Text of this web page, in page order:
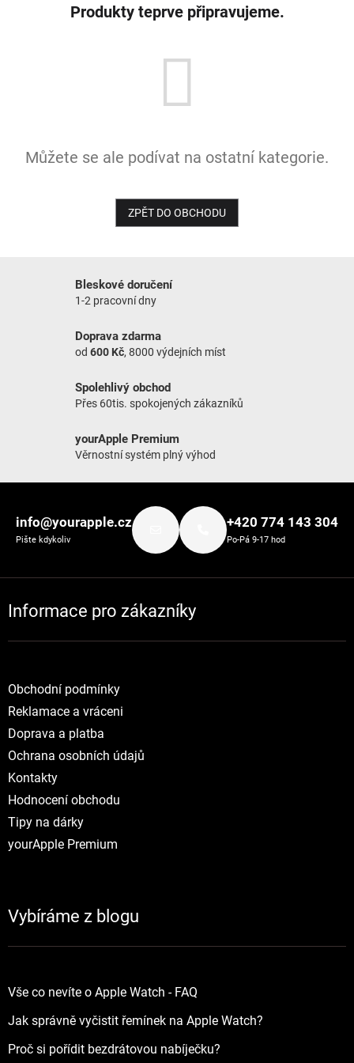
Produkty teprve připravujeme.
Můžete se ale podívat na ostatní kategorie.
ZPĚT DO OBCHODU
Bleskové doručení
1-2 pracovní dny
Doprava zdarma
od 600 Kč, 8000 výdejních míst
Spolehlivý obchod
Přes 60tis. spokojených zákazníků
yourApple Premium
Věrnostní systém plný výhod
info@yourapple.cz
Pište kdykoliv
+420 774 143 304
Po-Pá 9-17 hod
Informace pro zákazníky
Obchodní podmínky
Reklamace a vráceni
Doprava a platba
Ochrana osobních údajů
Kontakty
Hodnocení obchodu
Tipy na dárky
yourApple Premium
Vybíráme z blogu
Vše co nevíte o Apple Watch - FAQ
Jak správně vyčistit řemínek na Apple Watch?
Proč si pořídit bezdrátovou nabíječku?